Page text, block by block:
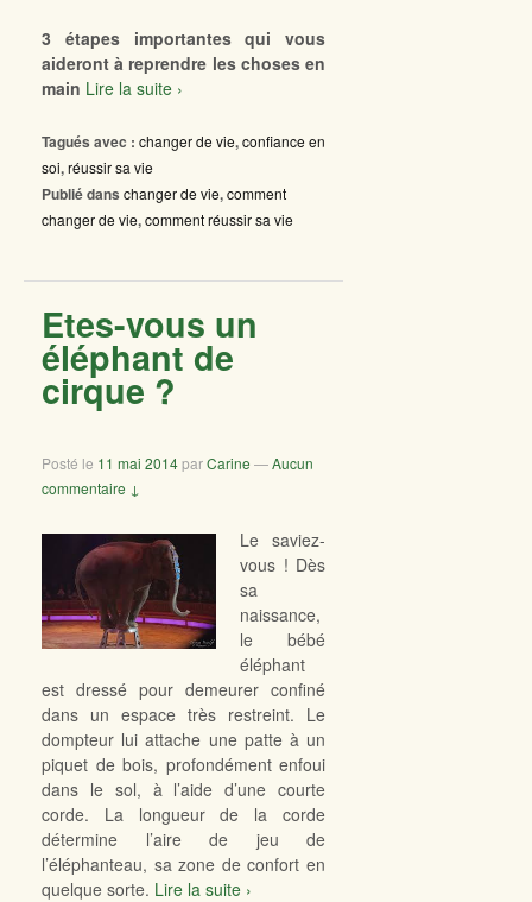
3 étapes importantes qui vous
aideront à reprendre les choses en
main Lire la suite ›
Tagués avec : changer de vie,confiance en
soi,réussir sa vie
Publié dans changer de vie,comment
changer de vie,comment réussir sa vie
Etes-vous un
éléphant de
cirque ?
Posté le 11 mai 2014parCarine —Aucun
commentaire ↓
Le saviez-
vous ! Dès
sa
naissance,
le bébé
éléphant
est dressé pour demeurer confiné
dans un espace très restreint. Le
dompteur lui attache une patte à un
piquet de bois, profondément enfoui
dans le sol, à l’aide d’une courte
corde. La longueur de la corde
détermine l’aire de jeu de
l’éléphanteau, sa zone de confort en
quelque sorte. Lire la suite ›